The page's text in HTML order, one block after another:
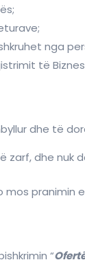
nga
të
dhe të
dhe nuk
mos pranimin
“